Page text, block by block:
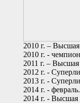
2010 г. –
2010 г. -
2011 г. –
2012 г. -
2013 г. -
2014 г. -
2014 г. - Высшая